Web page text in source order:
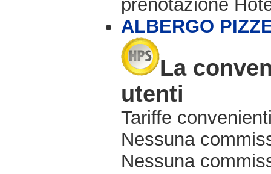
prenotazione
ALBERGO
La
utenti
Tariffe
Nessuna
Nessuna